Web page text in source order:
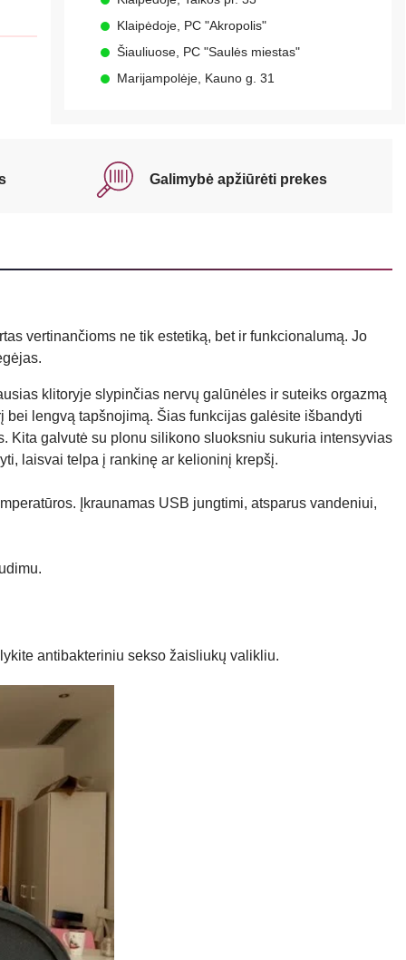
Klaipėdoje, PC "Akropolis"
Šiauliuose, PC "Saulės miestas"
Marijampolėje, Kauno g. 31
Galimybė apžiūrėti prekes
vertinančioms ne tik estetiką, bet ir funkcionalumą. Jo
klitoryje slypinčias nervų galūnėles ir suteiks orgazmą
lengvą tapšnojimą. Šias funkcijas galėsite išbandyti
galvutė su plonu silikono sluoksniu sukuria intensyvias
laisvai telpa į rankinę ar kelioninį krepšį.
Įkraunamas USB jungtimi, atsparus vandeniui,
antibakteriniu sekso žaisliukų valikliu.